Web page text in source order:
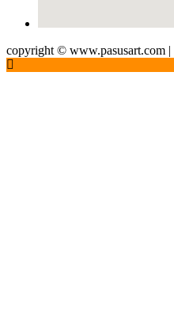
copyright © www.pasusart.com |